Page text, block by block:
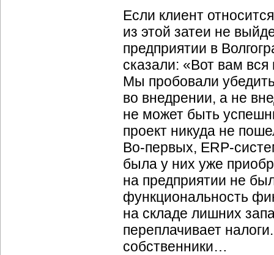
Если клиент
из этой затеи не
предприятии в
сказали: «Вот вам
Мы пробовали
во внедрении, а не
не может быть
проект никуда не
Во-первых, ERP-
была у них уже
на предприятии не
функциональность
на складе лишних
переплачивает
собственники…